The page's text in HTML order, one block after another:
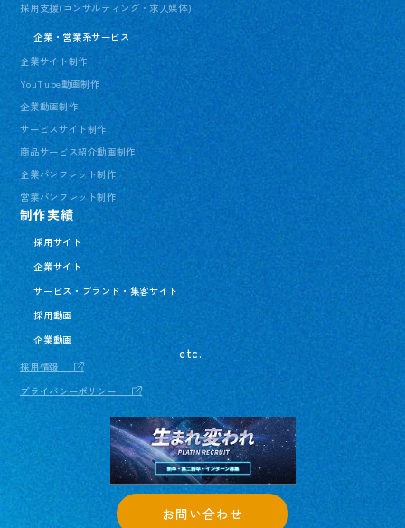
お問い合わせ
採用支援(コンサルティング・求人媒体)
企業・営業系サービス
企業サイト制作
YouTube動画制作
企業動画制作
サービスサイト制作
商品サービス紹介動画制作
企業パンフレット制作
営業パンフレット制作
制作実績
採用サイト
企業サイト
サービス・ブランド・集客サイト
採用動画
企業動画
etc.
採用情報
プライバシーポリシー